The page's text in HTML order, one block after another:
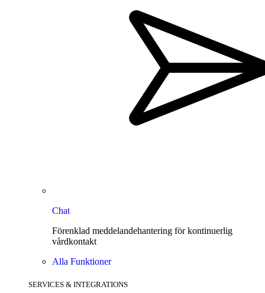
Chat
Förenklad meddelandehantering för kontinuerlig
vårdkontakt
Alla Funktioner
SERVICES & INTEGRATIONS